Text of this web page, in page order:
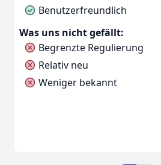
Benutzerfreundlich
Was uns nicht gefällt:
Begrenzte Regulierung
Relativ neu
Weniger bekannt